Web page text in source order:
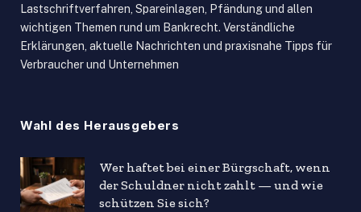
Lastschriftverfahren, Spareinlagen, Pfändung und allen
wichtigen Themen rund um Bankrecht. Verständliche
Erklärungen, aktuelle Nachrichten und praxisnahe Tipps für
Verbraucher und Unternehmen
Wahl des Herausgebers
Wer haftet bei einer Bürgschaft, wenn
der Schuldner nicht zahlt — und wie
schützen Sie sich?